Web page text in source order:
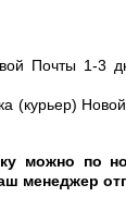
Почты 1-3
(курьер)
можно по
менеджер